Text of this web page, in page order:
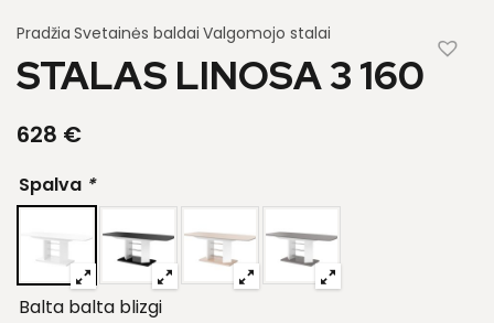
Pradžia Svetainės baldai Valgomojo stalai
STALAS LINOSA 3 160
628 €
Spalva *
Balta balta blizgi